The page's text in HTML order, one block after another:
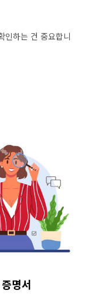
인하는 건 중요합니
명서